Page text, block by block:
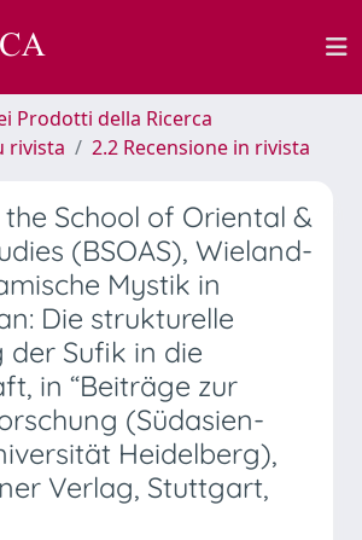
Prodotti della Ricerca
rivista
2.2 Recensione in rivista
School of Oriental &
(BSOAS), Wieland-
Mystik in
Die strukturelle
der Sufik in die
in “Beiträge zur
(Südasien-
Heidelberg),
Verlag, Stuttgart,